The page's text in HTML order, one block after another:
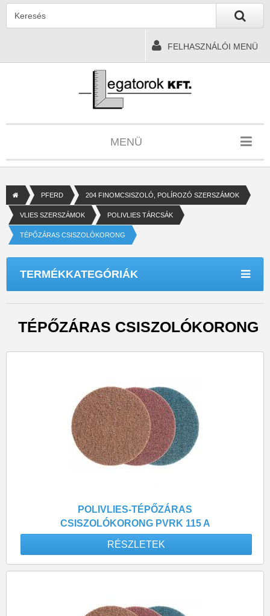
FELHASZNÁLÓI MENÜ
MENÜ
PFERD 204 FINOMCSISZOLÓ, POLÍROZÓ SZERSZÁMOK
VLIES SZERSZÁMOK POLIVLIES TÁRCSÁK
TÉPŐZÁRAS CSISZOLÓKORONG
TERMÉKKATEGÓRIÁK
TÉPŐZÁRAS CSISZOLÓKORONG
POLIVLIES-TÉPŐZÁRAS
CSISZOLÓKORONG PVRK 115 A
100 DURVA
RÉSZLETEK